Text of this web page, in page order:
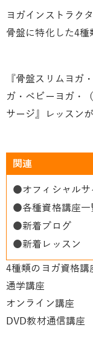
ヨガインストラク
骨盤に特化した4種
『骨盤スリムヨガ
ガ・ベビーヨガ・
サージ』レッスン
関連
●オフィシャルサ
●各種資格講座一
●新着ブログ
●新着レッスン
4種類のヨガ資格
通学講座
オンライン講座
DVD教材通信講座